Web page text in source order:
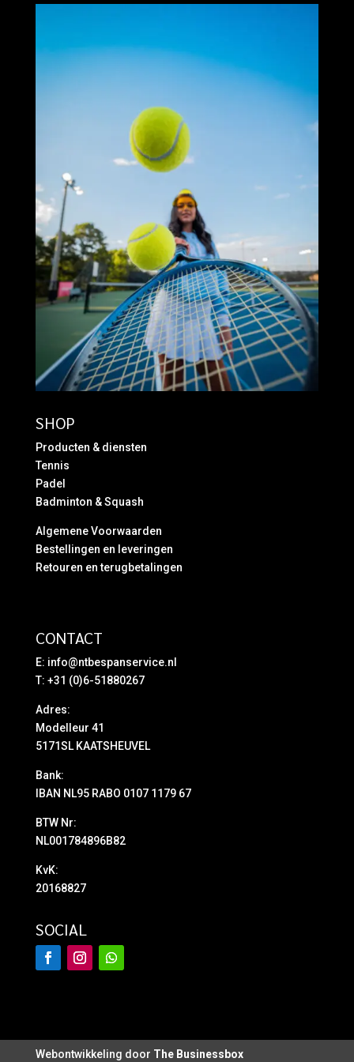
SHOP
Producten & diensten
Tennis
Padel
Badminton & Squash
Algemene Voorwaarden
Bestellingen en leveringen
Retouren en terugbetalingen
CONTACT
E: info@ntbespanservice.nl
T: +31 (0)6-51880267
Adres:
Modelleur 41
5171SL KAATSHEUVEL
Bank:
IBAN NL95 RABO 0107 1179 67
BTW Nr:
NL001784896B82
KvK:
20168827
SOCIAL
Webontwikkeling door The Businessbox